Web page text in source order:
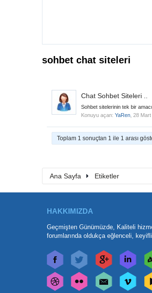
sohbet chat siteleri
Chat Sohbet Siteleri ..
Sohbet sitelerinin tek bir
Konuyu açan: YaRen 28 Mart
Toplam 1 sonuçtan 1 ile 1 arası
Ana Sayfa Etiketler
HAKKIMIZDA
Geçmişten Günümüzde, Kaliteli
forumlarında oldukça eğlenceli,